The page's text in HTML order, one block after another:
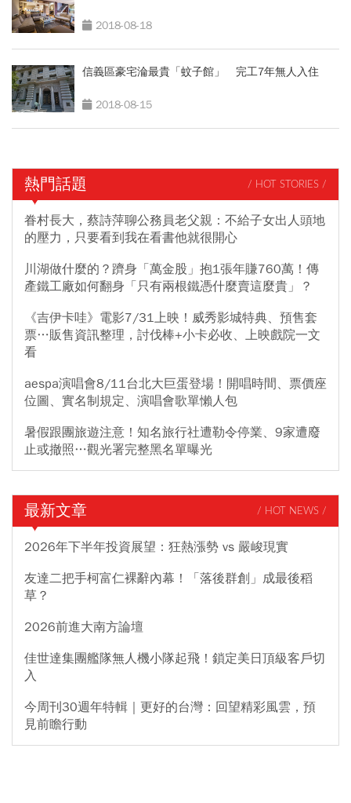
2018-08-18
信義區豪宅淪最貴「蚊子館」 完工7年無人入住
2018-08-15
熱門話題 / HOT STORIES /
眷村長大，蔡詩萍聊公務員老父親：不給子女出人頭地
的壓力，只要看到我在看書他就很開心
川湖做什麼的？躋身「萬金股」抱1張年賺760萬！傳
產鐵工廠如何翻身「只有兩根鐵憑什麼賣這麼貴」？
《吉伊卡哇》電影7/31上映！威秀影城特典、預售套
票…販售資訊整理，討伐棒+小卡必收、上映戲院一文
看
aespa演唱會8/11台北大巨蛋登場！開唱時間、票價座
位圖、實名制規定、演唱會歌單懶人包
暑假跟團旅遊注意！知名旅行社遭勒令停業、9家遭廢
止或撤照…觀光署完整黑名單曝光
最新文章 / HOT NEWS /
2026年下半年投資展望：狂熱漲勢 vs 嚴峻現實
友達二把手柯富仁裸辭內幕！「落後群創」成最後稻
草？
2026前進大南方論壇
佳世達集團艦隊無人機小隊起飛！鎖定美日頂級客戶切
入
今周刊30週年特輯｜更好的台灣：回望精彩風雲，預
見前瞻行動